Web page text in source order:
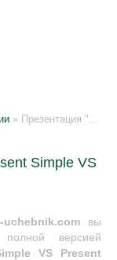
» Презентация "Present Simple VS Present Continuous"
Simple VS
uchebnik.comвы
версией
VS Present